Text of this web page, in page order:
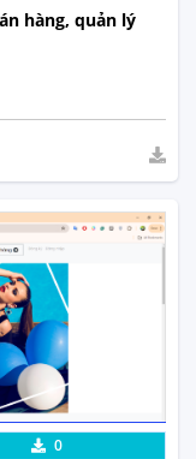
hàng, quản lý
Xem Thực Tế
0